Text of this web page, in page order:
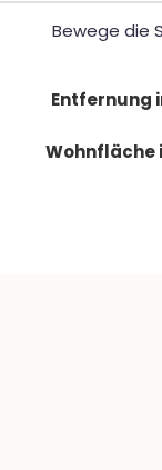
Bewege die
Entfernung
Wohnfläche